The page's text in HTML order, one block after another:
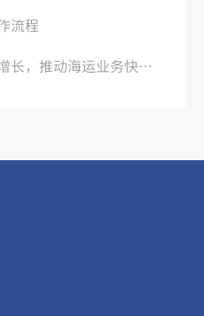
流程
推动海运业务快速发展